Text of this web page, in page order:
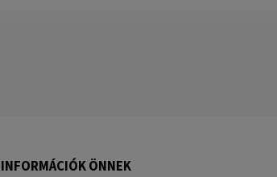
INFORMÁCIÓK ÖNNEK